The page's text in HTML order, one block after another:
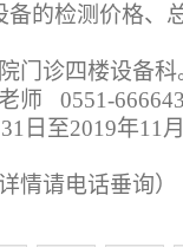
的检测价格、
门诊四楼设备科
师 0551-
31 日至2019年11
情请电话垂询）